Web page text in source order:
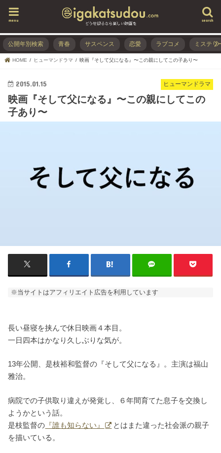
search
menu
公開年別検索 青春 サスペンス 恋愛 ラブコメ ミステリ
HOME ヒューマンドラマ 映画『そして父になる』〜この親にしてこの子あり〜
ヒューマンドラマ
2015.01.15
映画『そして父になる』〜この親にしてこの
子あり〜
※当サイトはアフィリエイト広告を利用しています
長い昼寝を挟んで休日映画４本目。
一日四本はかなり久しぶりな気が。
13年公開、是枝裕和監督の『そして父になる』。主演は福山
雅治。
病院での子供取り違えが発覚し、６年間育てた息子を交換し
ようかという話。
是枝監督の 『誰も知らない』
とはまた違った社会派の親子
を描いている。